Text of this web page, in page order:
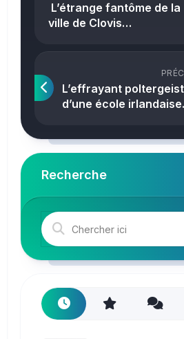
L’étrange fantôme de la
ville de Clovis…
L’effrayant poltergeist
d’une école
Recherche